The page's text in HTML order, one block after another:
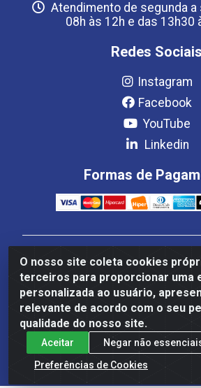
O nosso site coleta cookies
terceiros para proporcionar uma
personalizada ao usuário,
relevante de acordo com o seu
qualidade do nosso site.
Aceitar
Negar não
Preferências de Cookies
Atendimento de segunda
08h às 12h e das 13h30
Redes Sociais
Instagram
Facebook
YouTube
Linkedin
Formas de
Estrela Distribuição LTDA - CNPJ
Setor Setor de Industria Qi 22 Lt 7, 9,
S/NC - Setor Industrial Ceilândia,
72265-220